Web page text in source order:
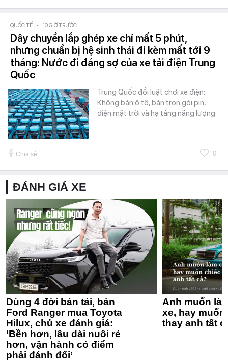
QUỐC TẾ - 10 GIỜ TRƯỚC
Dây chuyền lắp ghép xe chỉ mất 5 phút,
nhưng chuẩn bị hệ sinh thái đi kèm mất tới 9
tháng: Nước đi đáng sợ của xe tải điện Trung
Quốc
Trung Quốc đổi luật chơi xe điện:
Không bán ô tô, bán trọn gói pin,
điện mặt trời và hạ tầng năng lượng.
Chia sẻ 0
ĐÁNH GIÁ XE
Dùng 4 đời bán tải, bán
Ford Ranger mua Toyota
Hilux, chủ xe đánh giá:
‘Bền hơn, lâu dài nuôi rẻ
hơn, vận hành có điểm
phải đánh đổi’
Anh muốn
xe, hay
thay anh tất